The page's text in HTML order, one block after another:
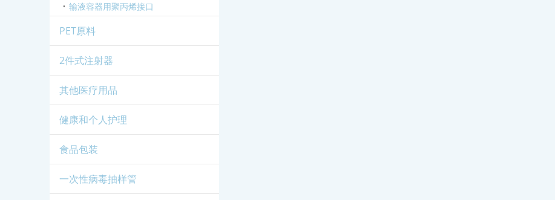
输液容器用聚丙烯接口
PET原料
2件式注射器
其他医疗用品
健康和个人护理
食品包装
一次性病毒抽样管